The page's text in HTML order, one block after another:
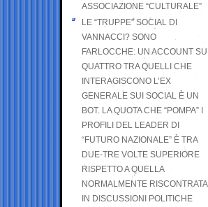
ASSOCIAZIONE “CULTURALE”
LE “TRUPPE” SOCIAL DI
VANNACCI? SONO
FARLOCCHE: UN ACCOUNT SU
QUATTRO TRA QUELLI CHE
INTERAGISCONO L’EX
GENERALE SUI SOCIAL È UN
BOT. LA QUOTA CHE “POMPA” I
PROFILI DEL LEADER DI
“FUTURO NAZIONALE” È TRA
DUE-TRE VOLTE SUPERIORE
RISPETTO A QUELLA
NORMALMENTE RISCONTRATA
IN DISCUSSIONI POLITICHE